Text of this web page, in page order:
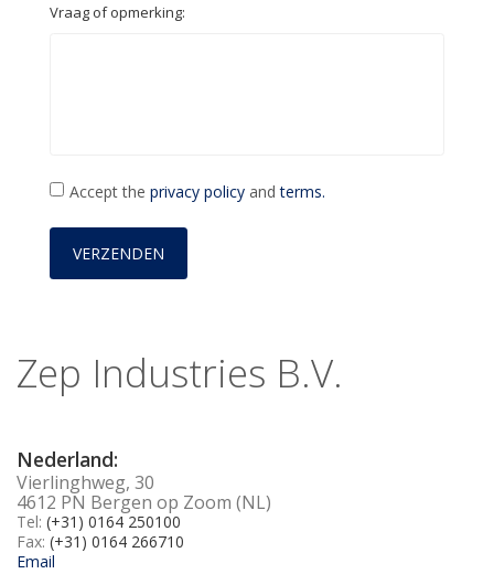
Vraag of opmerking:
Accept the privacy policyandterms.
Zep Industries B.V.
Nederland:
Vierlinghweg, 30
4612 PN Bergen op Zoom (NL)
Tel: (+31) 0164 250100
Fax: (+31) 0164 266710
Email